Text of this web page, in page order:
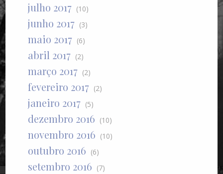
julho 2017 (10)
junho 2017 (3)
maio 2017 (6)
abril 2017 (2)
março 2017 (2)
fevereiro 2017 (2)
janeiro 2017 (5)
dezembro 2016 (10)
novembro 2016 (10)
outubro 2016 (6)
setembro 2016 (7)